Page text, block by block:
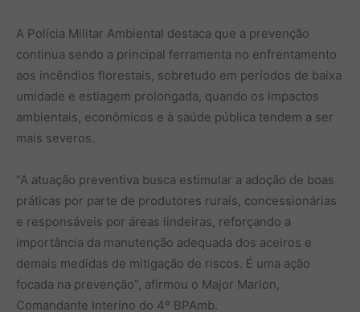
A Polícia Militar Ambiental destaca que a prevenção
continua sendo a principal ferramenta no enfrentamento
aos incêndios florestais, sobretudo em períodos de baixa
umidade e estiagem prolongada, quando os impactos
ambientais, econômicos e à saúde pública tendem a ser
mais severos.
“A atuação preventiva busca estimular a adoção de boas
práticas por parte de produtores rurais, concessionárias
e responsáveis por áreas lindeiras, reforçando a
importância da manutenção adequada dos aceiros e
demais medidas de mitigação de riscos. É uma ação
focada na prevenção”, afirmou o Major Marlon,
Comandante Interino do 4º BPAmb.